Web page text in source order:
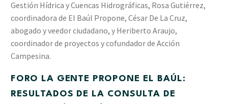
Gestión Hídrica y Cuencas Hidrográficas, Rosa Gutiérrez,
coordinadora de El Baúl Propone, César De La Cruz,
abogado y veedor ciudadano, y Heriberto Araujo,
coordinador de proyectos y cofundador de Acción
Campesina.
FORO LA GENTE PROPONE EL BAÚL:
RESULTADOS DE LA CONSULTA DE